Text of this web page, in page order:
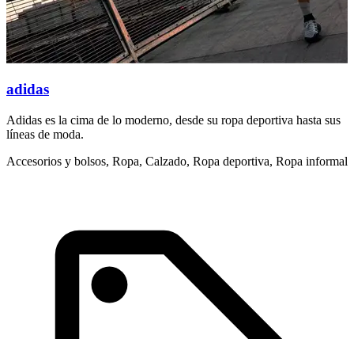
adidas
Adidas es la cima de lo moderno, desde su ropa deportiva hasta sus
líneas de moda.
Accesorios y bolsos, Ropa, Calzado, Ropa deportiva, Ropa informal